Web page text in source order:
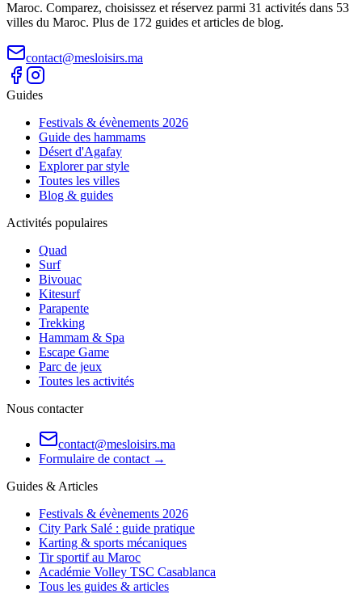
Maroc. Comparez, choisissez et réservez parmi 31 activités dans 53
villes du Maroc. Plus de 172 guides et articles de blog.
contact@mesloisirs.ma
Guides
Festivals & évènements 2026
Guide des hammams
Désert d'Agafay
Explorer par style
Toutes les villes
Blog & guides
Activités populaires
Quad
Surf
Bivouac
Kitesurf
Parapente
Trekking
Hammam & Spa
Escape Game
Parc de jeux
Toutes les activités
Nous contacter
contact@mesloisirs.ma
Formulaire de contact →
Guides & Articles
Festivals & évènements 2026
City Park Salé : guide pratique
Karting & sports mécaniques
Tir sportif au Maroc
Académie Volley TSC Casablanca
Tous les guides & articles